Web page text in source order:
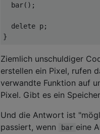
  bar();
delete p;
Ziemlich unschuldiger
erstellen ein Pixel, rufen
verwandte Funktion auf
Pixel. Gibt es ein
Und die Antwort ist
passiert, wenn
bar eine